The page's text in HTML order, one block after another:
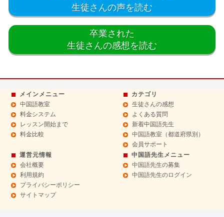
生徒さんの声を読む
卒業された
生徒さんの感想を読む
メインメニュー
中国語教室
料金システム
レッスン開始まで
料金比較
カテゴリ
生徒さんの感想
よくある質問
新着中国語先生
中国語教室（都道府県別）
会員サポート
運営元情報
会社概要
利用規約
プライバシーポリシー
サイトマップ
中国語先生メニュー
中国語先生の募集
中国語先生のログイン